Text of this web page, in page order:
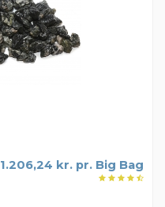
1.206,24 kr. pr. Big Bag